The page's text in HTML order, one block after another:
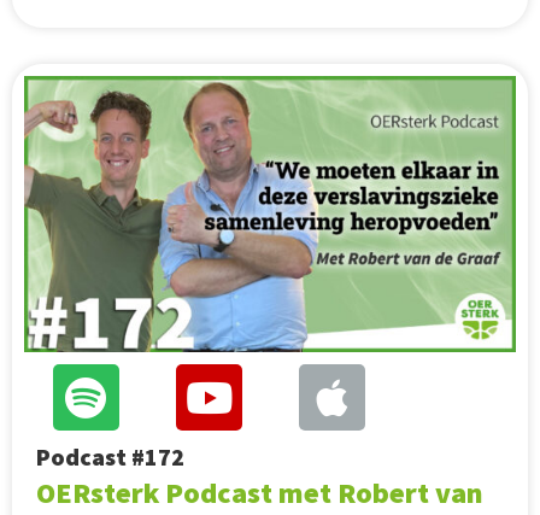
Podcast #172
OERsterk Podcast met Robert van